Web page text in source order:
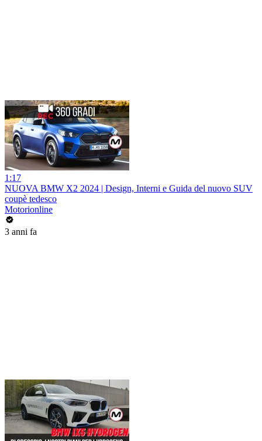
1:17
NUOVA BMW X2 2024 | Design, Interni e Guida del nuovo SUV
coupè tedesco
Motorionline
3 anni fa